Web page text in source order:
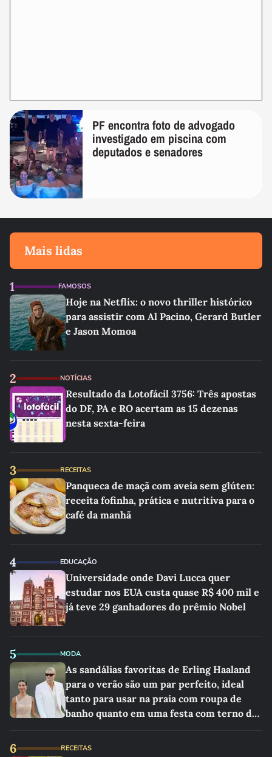
PF encontra foto de advogado
investigado em piscina com
deputados e senadores
Mais lidas
1 FAMOSOS
Hoje na Netflix: o novo thriller histórico
para assistir com Al Pacino, Gerard Butler
e Jason Momoa
2 NOTÍCIAS
Resultado da Lotofácil 3756: Três apostas
do DF, PA e RO acertam as 15 dezenas
nesta sexta-feira
3 RECEITAS
Panqueca de maçã com aveia sem glúten:
receita fofinha, prática e nutritiva para o
café da manhã
4 EDUCAÇÃO
Universidade onde Davi Lucca quer
estudar nos EUA custa quase R$ 400 mil e
já teve 29 ganhadores do prêmio Nobel
5 MODA
As sandálias favoritas de Erling Haaland
para o verão são um par perfeito, ideal
tanto para usar na praia com roupa de
banho quanto em uma festa com terno de
6 RECEITAS